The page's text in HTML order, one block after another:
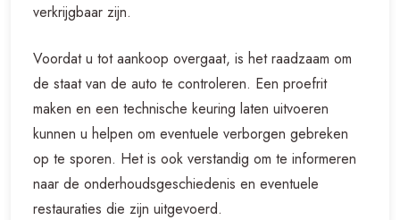
verkrijgbaar zijn.
Voordat u tot aankoop overgaat, is het raadzaam om
de staat van de auto te controleren. Een proefrit
maken en een technische keuring laten uitvoeren
kunnen u helpen om eventuele verborgen gebreken
op te sporen. Het is ook verstandig om te informeren
naar de onderhoudsgeschiedenis en eventuele
restauraties die zijn uitgevoerd.